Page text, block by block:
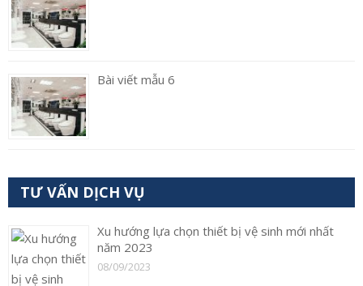
Bài viết mẫu 6
TƯ VẤN DỊCH VỤ
Xu hướng lựa chọn thiết bị vệ sinh mới nhất
năm 2023
08/09/2023